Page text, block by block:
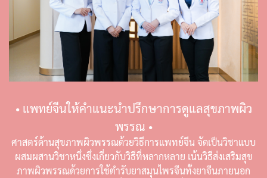
• แพทย์จีนให้คำแนะนำปรึกษาการดูแลสุขภาพผิว
พรรณ •
ศาสตร์ด้านสุขภาพผิวพรรณด้วยวิธีการแพทย์จีน จัดเป็นวิชาแบบ
ผสมผสานวิชาหนึ่งซึ่งเกี่ยวกับวิธีที่หลากหลาย เน้นวิธีส่งเสริมสุข
ภาพผิวพรรณด้วยการใช้ตำรับยาสมุนไพรจีนทั้งยาจีนภายนอก